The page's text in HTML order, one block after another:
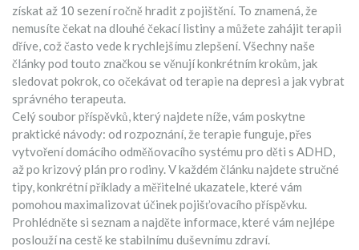
získat až 10 sezení ročně hradit z pojištění. To znamená, že
nemusíte čekat na dlouhé čekací listiny a můžete zahájit terapii
dříve, což často vede k rychlejšímu zlepšení. Všechny naše
články pod touto značkou se věnují konkrétním krokům, jak
sledovat pokrok, co očekávat od terapie na depresi a jak vybrat
správného terapeuta.
Celý soubor příspěvků, který najdete níže, vám poskytne
praktické návody: od rozpoznání, že terapie funguje, přes
vytvoření domácího odměňovacího systému pro děti s ADHD,
až po krizový plán pro rodiny. V každém článku najdete stručné
tipy, konkrétní příklady a měřitelné ukazatele, které vám
pomohou maximalizovat účinek pojišťovacího příspěvku.
Prohlédněte si seznam a najděte informace, které vám nejlépe
poslouží na cestě ke stabilnímu duševnímu zdraví.